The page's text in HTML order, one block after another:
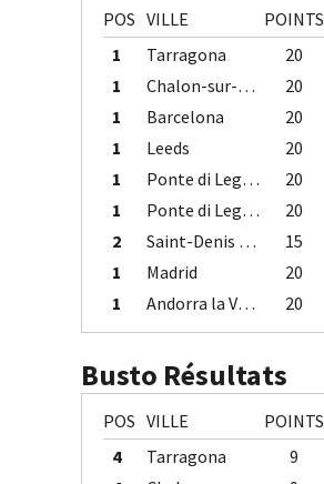
POS VILLE POINTS
1
Tarragona 20
1
Chalon-sur-Saône 20
1
Barcelona 20
1
Leeds 20
1
Ponte di Legno 20
1
Ponte di Legno 20
2
Saint-Denis / Île de la Réunion 15
1
Madrid 20
1
Andorra la Vella 20
Busto Résultats
POS VILLE POINTS
4
Tarragona 9